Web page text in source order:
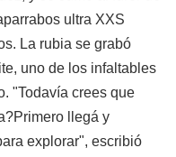
ultra XXS
La rubia se grabó
uno de los infaltables
"Todavía crees que
llegá y
explorar", escribió